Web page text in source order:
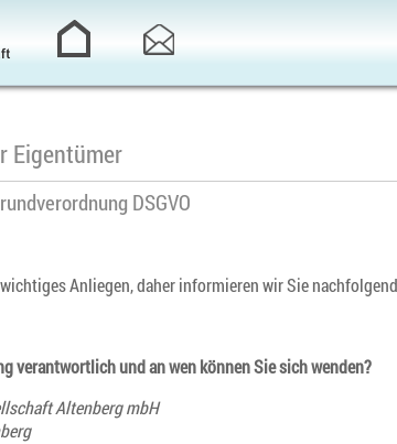
Eigentümer
DSGVO
Anliegen, daher informieren wir Sie
verantwortlich und an wen können Sie sich wenden?
Altenberg mbH